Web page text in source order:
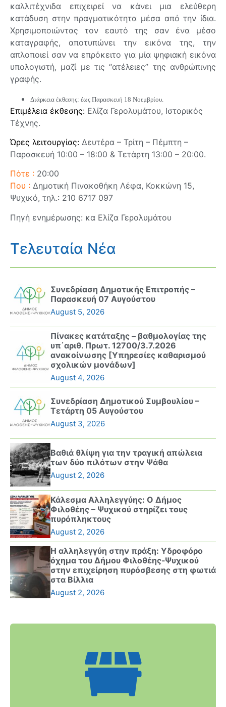
καλλιτέχνιδα επιχειρεί να κάνει μια ελεύθερη
κατάδυση στην πραγματικότητα μέσα από την ίδια.
Χρησιμοποιώντας τον εαυτό της σαν ένα μέσο
καταγραφής, αποτυπώνει την εικόνα της, την
απλοποιεί σαν να επρόκειτο για μία ψηφιακή εικόνα
υπολογιστή, μαζί με τις “ατέλειες” της ανθρώπινης
γραφής.
Διάρκεια έκθεσης: έως Παρασκευή 18 Νοεμβρίου.
Επιμέλεια έκθεσης: Ελίζα Γερολυμάτου, Ιστορικός
Τέχνης.
Ώρες λειτουργίας: Δευτέρα – Τρίτη – Πέμπτη –
Παρασκευή 10:00 – 18:00 & Τετάρτη 13:00 – 20:00.
Πότε : 20:00
Που : Δημοτική Πινακοθήκη Λέφα, Κοκκώνη 15,
Ψυχικό, τηλ.: 210 6717 097
Πηγή ενημέρωσης: κα Ελίζα Γερολυμάτου
Τελευταία Νέα
Συνεδρίαση Δημοτικής Επιτροπής –
Παρασκευή 07 Αυγούστου
August 5, 2026
Πίνακες κατάταξης – βαθμολογίας της
υπ΄αριθ. Πρωτ. 12700/3.7.2026
ανακοίνωσης [Υπηρεσίες καθαρισμού
σχολικών μονάδων]
August 4, 2026
Συνεδρίαση Δημοτικού Συμβουλίου –
Τετάρτη 05 Αυγούστου
August 3, 2026
Βαθιά θλίψη για την τραγική απώλεια
των δύο πιλότων στην Ψάθα
August 2, 2026
Κάλεσμα Αλληλεγγύης: Ο Δήμος
Φιλοθέης – Ψυχικού στηρίζει τους
πυρόπληκτους
August 2, 2026
Η αλληλεγγύη στην πράξη: Υδροφόρο
όχημα του Δήμου Φιλοθέης-Ψυχικού
στην επιχείρηση πυρόσβεσης στη φωτιά
στα Βίλλια
August 2, 2026